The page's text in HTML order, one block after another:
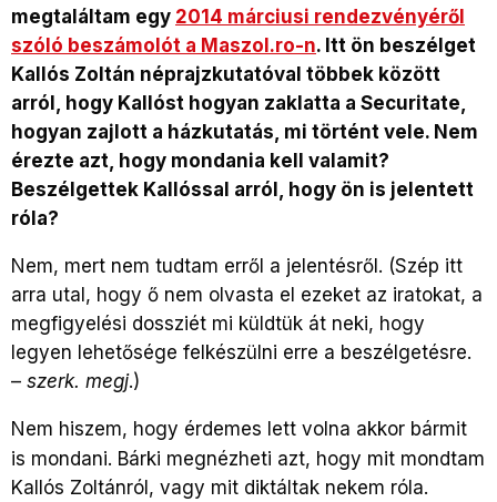
megtaláltam egy 2014 márciusi rendezvényéről
szóló beszámolót a Maszol.ro-n. Itt ön beszélget
Kallós Zoltán néprajzkutatóval többek között
arról, hogy Kallóst hogyan zaklatta a Securitate,
hogyan zajlott a házkutatás, mi történt vele. Nem
érezte azt, hogy mondania kell valamit?
Beszélgettek Kallóssal arról, hogy ön is jelentett
róla?
Nem, mert nem tudtam erről a jelentésről. (Szép itt
arra utal, hogy ő nem olvasta el ezeket az iratokat, a
megfigyelési dossziét mi küldtük át neki, hogy
legyen lehetősége felkészülni erre a beszélgetésre.
– szerk. megj.)
Nem hiszem, hogy érdemes lett volna akkor bármit
is mondani. Bárki megnézheti azt, hogy mit mondtam
Kallós Zoltánról, vagy mit diktáltak nekem róla.